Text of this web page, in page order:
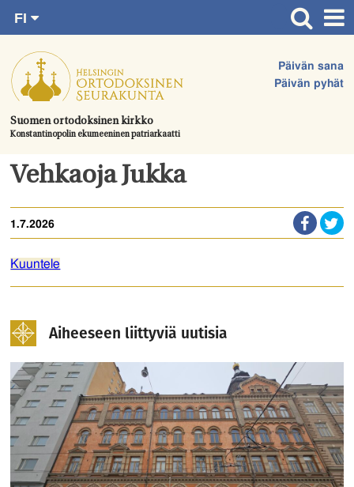
suoraan
sisältöön.
Suomen ortodoksinen kirkko
Konstantinopolin ekumeeninen patriarkaatti
Päivän sana
Päivän pyhät
FI
SV
EN
UA
Etusivu
Ajankohtaista
Juhlat & toimitukset
Kirkot
Tule mukaan
Hautausmaa
Yhteystiedot
Vehkaoja Jukka
1.7.2026
Kuuntele
Aiheeseen liittyviä uutisia